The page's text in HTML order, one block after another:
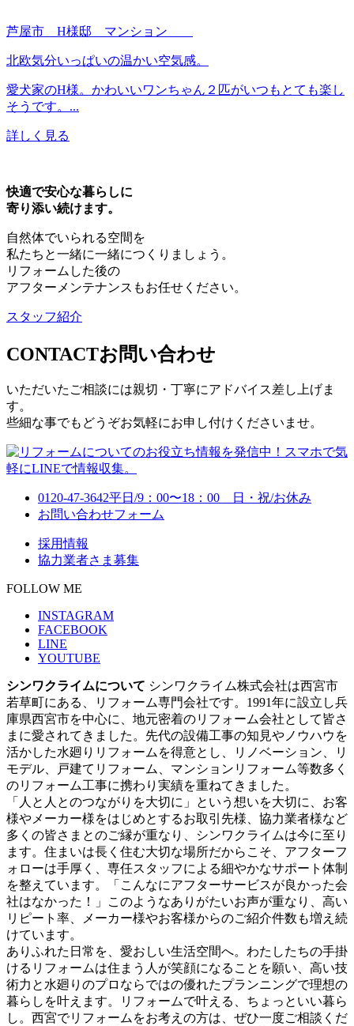
芦屋市 H様邸 マンション
北欧気分いっぱいの温かい空気感。
愛犬家のH様。かわいいワンちゃん２匹がいつもとても楽し
そうです。...
詳しく見る
快適で安心な暮らしに
寄り添い続けます。
自然体でいられる空間を
私たちと一緒に一緒につくりましょう。
リフォームした後の
アフターメンテナンスもお任せください。
スタッフ紹介
CONTACTお問い合わせ
いただいたご相談には親切・丁寧にアドバイス差し上げま
す。
些細な事でもどうぞお気軽にお申し付けくださいませ。
0120-47-3642平日/9：00〜18：00 日・祝/お休み
お問い合わせフォーム
採用情報
協力業者さま募集
FOLLOW ME
INSTAGRAM
FACEBOOK
LINE
YOUTUBE
シンワクライムについて シンワクライム株式会社は西宮市
若草町にある、リフォーム専門会社です。1991年に設立し兵
庫県西宮市を中心に、地元密着のリフォーム会社として皆さ
まに愛されてきました。先代の設備工事の知見やノウハウを
活かした水廻りリフォームを得意とし、リノベーション、リ
モデル、戸建てリフォーム、マンションリフォーム等数多く
のリフォーム工事に携わり実績を重ねてきました。
「人と人とのつながりを大切に」という想いを大切に、お客
様やメーカー様をはじめとするお取引先様、協力業者様など
多くの皆さまとのご縁が重なり、シンワクライムは今に至り
ます。住まいは長く住む大切な場所だからこそ、アフターフ
ォローは手厚く、専任スタッフによる細やかなサポート体制
を整えています。「こんなにアフターサービスが良かった会
社はなかった！」このようなありがたいお声が重なり、高い
リピート率、メーカー様やお客様からのご紹介件数も増え続
けています。
ありふれた日常を、愛おしい生活空間へ。わたしたちの手掛
けるリフォームは住まう人が笑顔になることを願い、高い技
術力と水廻りのプロならではの優れたプランニングで理想の
暮らしを叶えます。リフォームで叶える、ちょっといい暮ら
し。西宮でリフォームをお考えの方は、ぜひ一度ご相談くだ